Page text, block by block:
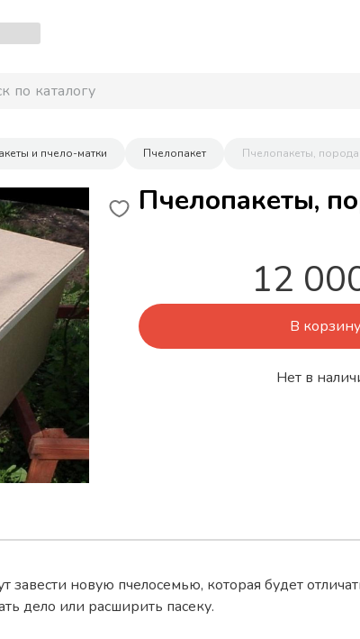
по каталогу
и пчело-матки Пчелопакет Пчелопакеты,
Пчелопакеты,
12
В корзину
Нет в
завести новую пчелосемью, которая будет
дело или расширить пасеку.